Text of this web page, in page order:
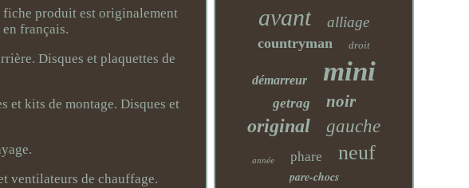
fiche produit est originalement
français.
Disques et plaquettes de
et kits de montage. Disques et
ventilateurs de chauffage.
avant alliage
countryman droit
démarreur mini
getrag noir
original gauche
année phare neuf
pare-chocs